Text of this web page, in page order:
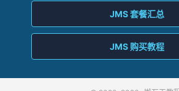
JMS 套餐汇总
JMS 购买教程